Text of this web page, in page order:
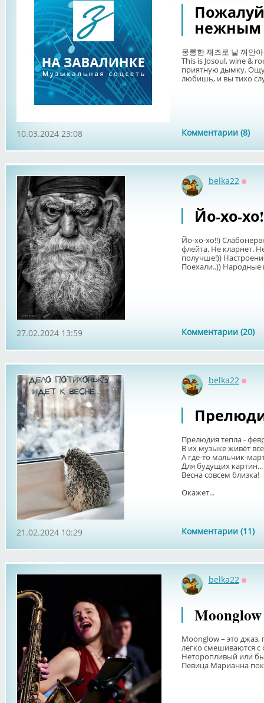
нежным
몽롱한 재즈로 날 껴안
This is Josoul, wine &
приятную дымку.
любишь, и вы тихо
Комментарии (8)
10.03.2024 23:08
belka22
Йо-хо-
Йо-хо-хо!!)
флейта. Не кларнет.
получше!))
Поехали..)) Народные
Комментарии (20)
27.02.2024 13:59
belka22
Прелюдия тепла -
В их музыке живёт
А где-то мальчик-
Для будущих картин...
Весна совсем близка!
Окажет...
Комментарии (11)
21.02.2024 10:29
belka22
Moonglow – это джаз,
легко смешиваются
Неторопливый или
Певица Марианна